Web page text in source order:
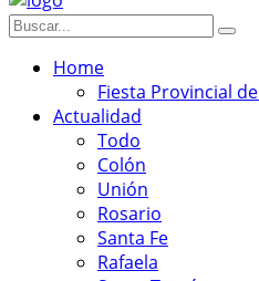
Home
Fiesta Provincial
Actualidad
Todo
Colón
Unión
Rosario
Santa Fe
Rafaela